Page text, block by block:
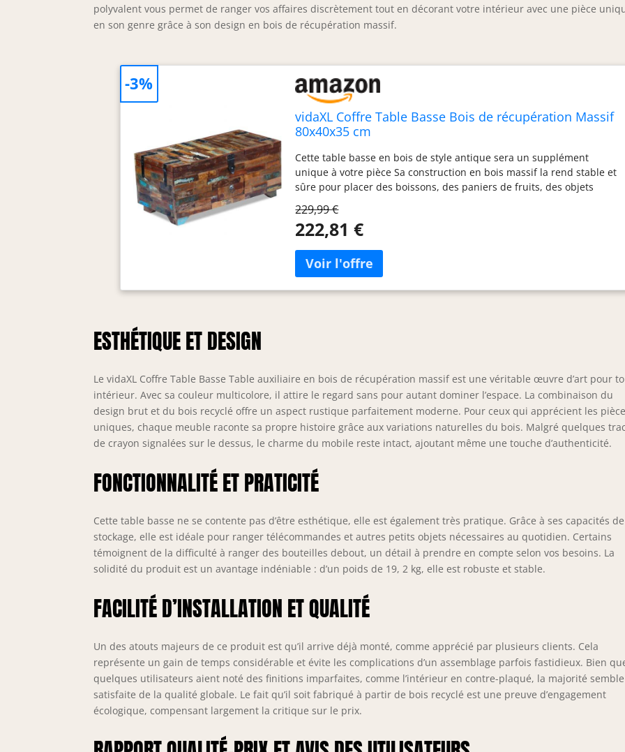
polyvalent vous permet de ranger vos affaires discrètement tout en décorant votre intérieur avec une pièce
en son genre grâce à son design en bois de récupération massif.
vidaXL Coffre Table Basse Bois de récupération Massif
80x40x35 cm
Cette table basse en bois de style antique sera un supplément
unique à votre pièce Sa construction en bois massif la rend stable et
sûre pour placer des boissons, des paniers de fruits, des objets
suffisamment d'espace pour accueillir de gros articles ménagers La
boîte de rangement peut également être utilisée comme bout de
récupération, la table est solide, durable et magnifique, et possède
les caractéristiques de plusieurs bois tel que le teck, le manguier,
l'acacia, le bois recyclé, le bois dur, etc
229,99 €
222,81 €
-3%
ESTHÉTIQUE ET DESIGN
Le vidaXL Coffre Table Basse Table auxiliaire en bois de récupération massif est une véritable œuvre d’art pour
intérieur. Avec sa couleur multicolore, il attire le regard sans pour autant dominer l’espace. La combinaison du
design brut et du bois recyclé offre un aspect rustique parfaitement moderne. Pour ceux qui apprécient les
uniques, chaque meuble raconte sa propre histoire grâce aux variations naturelles du bois. Malgré quelques
de crayon signalées sur le dessus, le charme du mobile reste intact, ajoutant même une touche d’authenticité.
FONCTIONNALITÉ ET PRATICITÉ
Cette table basse ne se contente pas d’être esthétique, elle est également très pratique. Grâce à ses capacités de
stockage, elle est idéale pour ranger télécommandes et autres petits objets nécessaires au quotidien. Certains
témoignent de la difficulté à ranger des bouteilles debout, un détail à prendre en compte selon vos besoins. La
solidité du produit est un avantage indéniable : d’un poids de 19, 2 kg, elle est robuste et stable.
FACILITÉ D’INSTALLATION ET QUALITÉ
Un des atouts majeurs de ce produit est qu’il arrive déjà monté, comme apprécié par plusieurs clients. Cela
représente un gain de temps considérable et évite les complications d’un assemblage parfois fastidieux. Bien
quelques utilisateurs aient noté des finitions imparfaites, comme l’intérieur en contre-plaqué, la majorité semble
satisfaite de la qualité globale. Le fait qu’il soit fabriqué à partir de bois recyclé est une preuve d’engagement
écologique, compensant largement la critique sur le prix.